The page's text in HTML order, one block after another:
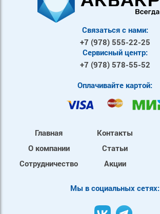
Связаться с нами:
+7 (978) 555-22-25
Сервисный центр:
+7 (978) 578-55-52
Оплачивайте картой:
Главная
О компании
Сотрудничество
Контакты
Статьи
Акции
Mы в социальных сетях: